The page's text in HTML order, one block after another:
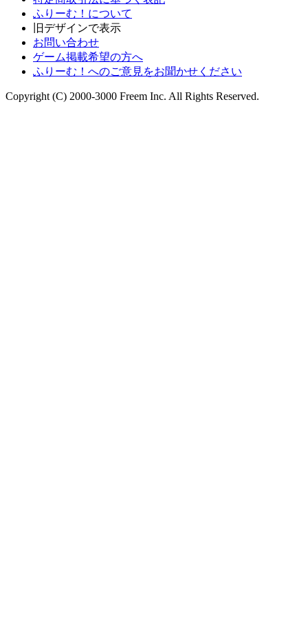
ふりーむ！について
旧デザインで表示
お問い合わせ
ゲーム掲載希望の方へ
ふりーむ！へのご意見をお聞かせください
Copyright (C) 2000-3000 Freem Inc. All Rights Reserved.